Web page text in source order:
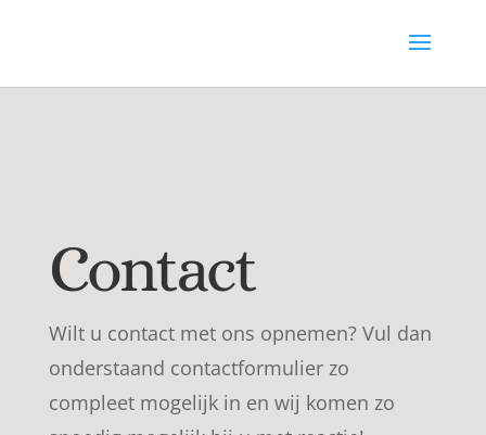
Contact
Wilt u contact met ons opnemen? Vul dan
onderstaand contactformulier zo
compleet mogelijk in en wij komen zo